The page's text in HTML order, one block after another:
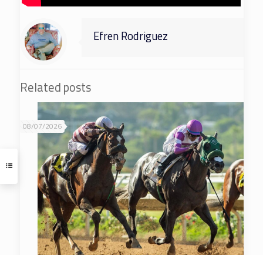
Efren Rodriguez
Related posts
08/07/2026